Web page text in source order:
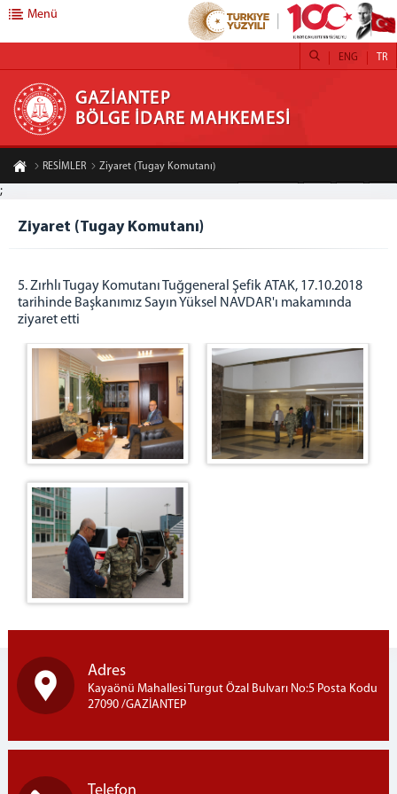
GAZİANTEP BÖLGE İDARE MAHKEMESİ
ANASAYFA
MAHKEMEMİZ
BAŞKANLIK
ÖNCEKİ BAŞKANLARIMIZ
BAŞKANLAR KURULU
İDARİ BİRİMLER
İDARİ İŞLER MÜDÜRLÜĞÜ
VEZNE VE ÖNBÜRO
AYIRMA VE TETKİK BÜROSU
DAVA DAİRELERİ
1.İDARİ DAVA DAİRESİ
2 İDARİ DAVA DAİRESİ
3. İDARİ DAVA DAİRESİ
4. İDARİ DAVA DAİRESİ
5. İDARİ DAVA DAİRESİ
6. İDARİ DAVA DAİRESİ
7. İDARİ DAVA DAİRESİ
9. İDARİ DAVA DAİRESİ
1. VERGİ DAVA DAİRESİ
İLK DERECE MAHKEMELERİMİZ
GAZİANTEP
Menü
GAZİANTEP
BÖLGE İDARE MAHKEMESİ
TR
ENG
RESİMLER Ziyaret (Tugay Komutanı)
;
Ziyaret (Tugay Komutanı)
5. Zırhlı Tugay Komutanı Tuğgeneral Şefik ATAK, 17.10.2018
tarihinde Başkanımız Sayın Yüksel NAVDAR'ı makamında
ziyaret etti
Adres
Kayaönü Mahallesi Turgut Özal Bulvarı No:5 Posta Kodu
27090 /GAZİANTEP